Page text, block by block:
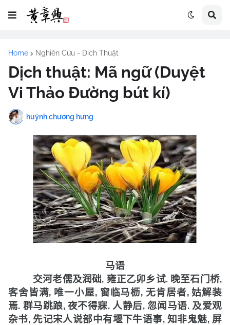
Home Nghiên Cứu - Dịch Thuật
Dịch thuật: Mã ngữ (Duyệt
Vi Thảo Đường bút kí)
huỳnh chương hưng
马语
交河老儒及润础, 雍正乙卯乡试. 晚至石门桥,
客舍皆满, 唯一小屋, 窗临马枥, 无肯居者,姑解装
焉. 群马跳踉,夜不得寐. 人静后, 忽闻马语. 及爱观
杂书, 先记宋人说部中有堰下牛语事, 知非鬼魅, 屏